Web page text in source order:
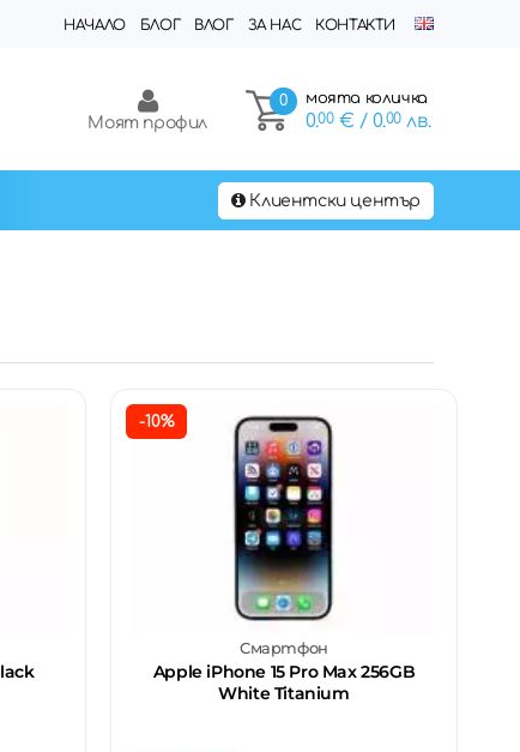
НАЧАЛО БЛОГ ВЛОГ ЗА НАС КОНТАКТИ
0 моята количка
0.00€ / 0.00лв.
Моят профил
Клиентски център
-10%
Смартфон
Apple iPhone 15 Pro Max 256GB
White Titanium